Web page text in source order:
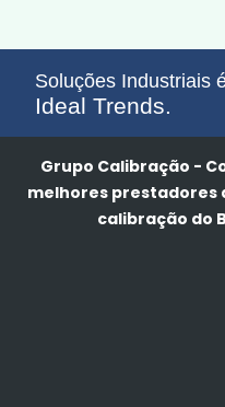
Soluções Industriais
Ideal Trends.
Grupo Calibração -
melhores prestadores
calibração do